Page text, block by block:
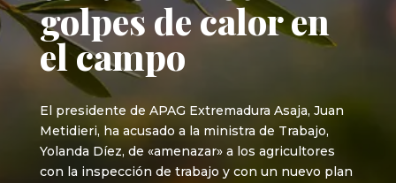
golpes de calor en
el campo
El presidente de APAG Extremadura Asaja, Juan
Metidieri, ha acusado a la ministra de Trabajo,
Yolanda Díez, de «amenazar» a los agricultores
con la inspección de trabajo y con un nuevo plan